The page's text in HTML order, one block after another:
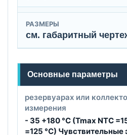
РАЗМЕРЫ
см. габаритный
Основные параметры
резервуарах или
измерения
- 35 +180 °C (Tmax NTC
=125 °C)